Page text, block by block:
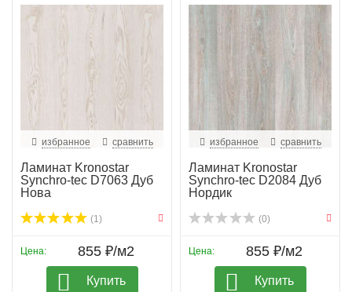
избранное сравнить
Ламинат Kronostar
Synchro-tec D7063 Дуб
Нова
(1)
Цена: 855 ₽/м2
Купить
избранное сравнить
Ламинат Kronostar
Synchro-tec D2084 Дуб
Нордик
(0)
Цена: 855 ₽/м2
Купить